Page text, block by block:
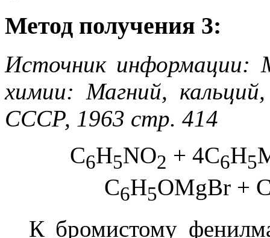
Метод получения 3:
Источник информации:
химии: Магний,
СССР, 1963 стр. 414
C6H5NO2 + 4C6H5
C6H5OMgBr +
К бромистому